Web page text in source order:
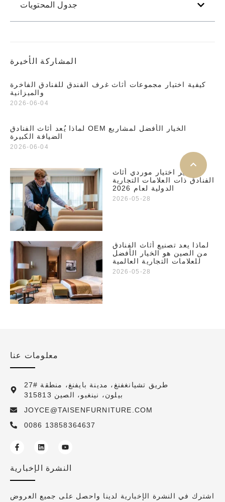
جدول المحتويات
المشاركة الأخيرة
كيفية اختيار مجموعات أثاث غرف الفندق للفنادق الفاخرة
والميزانية
2026-06-04
لماذا يُعد أثاث الفنادق OEM الخيار الأفضل لمشاريع
الضيافة الكبيرة
2026-06-04
معايير اختيار موردي أثاث
الفنادق ذات العلامات التجارية
الدولية لعام 2026
2026-05-28
لماذا يعد تصنيع أثاث الفنادق
من الصين هو الخيار الأفضل
للعلامات التجارية العالمية
2026-05-28
معلومات عنا
27# طريق تشيانغفنغ، مدينة بايفنغ، منطقة
بيلون، نينغبو، الصين 315813
JOYCE@TAISENFURNITURE.COM
0086 13858364637
النشرة الإخبارية
اشترك في النشرة الإخبارية لدينا واحصل على جميع العروض